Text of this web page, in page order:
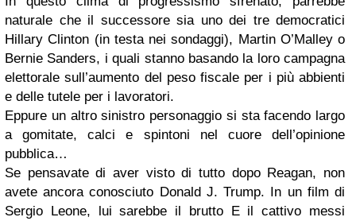
naturale che il successore sia uno dei tre democratici
Hillary Clinton (in testa nei sondaggi), Martin O’Malley o
Bernie Sanders, i quali stanno basando la loro campagna
elettorale sull’aumento del peso fiscale per i più abbienti
e delle tutele per i lavoratori.
Eppure un altro sinistro personaggio si sta facendo largo
a gomitate, calci e spintoni nel cuore dell’opinione
pubblica…
Se pensavate di aver visto di tutto dopo Reagan, non
avete ancora conosciuto Donald J. Trump. In un film di
Sergio Leone, lui sarebbe il brutto E il cattivo messi